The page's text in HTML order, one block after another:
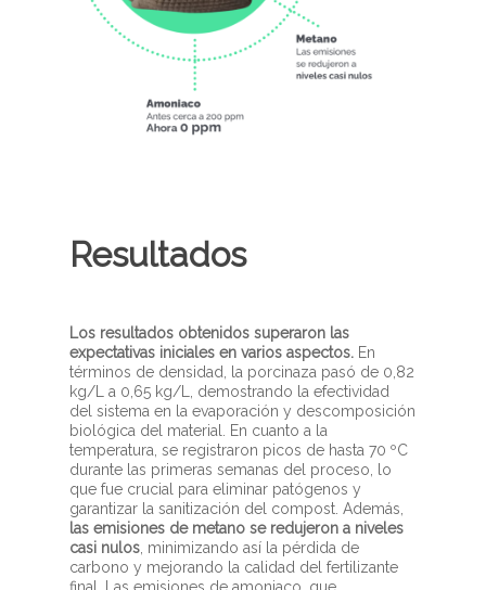
Resultados
Los resultados obtenidos superaron las
expectativas iniciales en varios aspectos. En
términos de densidad, la porcinaza pasó de 0,82
kg/L a 0,65 kg/L, demostrando la efectividad
del sistema en la evaporación y descomposición
biológica del material. En cuanto a la
temperatura, se registraron picos de hasta 70 ºC
durante las primeras semanas del proceso, lo
que fue crucial para eliminar patógenos y
garantizar la sanitización del compost. Además,
las emisiones de metano se redujeron a niveles
casi nulos , minimizando así la pérdida de
carbono y mejorando la calidad del fertilizante